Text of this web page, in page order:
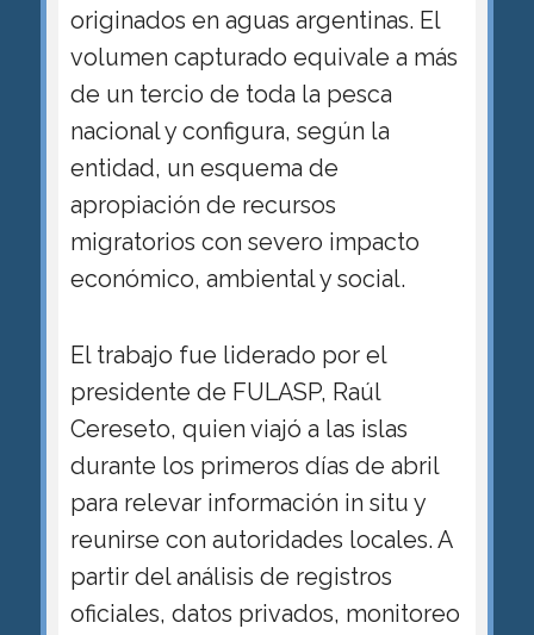
originados en aguas argentinas. El
volumen capturado equivale a más
de un tercio de toda la pesca
nacional y configura, según la
entidad, un esquema de
apropiación de recursos
migratorios con severo impacto
económico, ambiental y social.
El trabajo fue liderado por el
presidente de FULASP, Raúl
Cereseto, quien viajó a las islas
durante los primeros días de abril
para relevar información in situ y
reunirse con autoridades locales. A
partir del análisis de registros
oficiales, datos privados, monitoreo